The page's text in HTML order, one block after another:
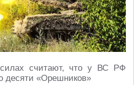
считают, что у ВС РФ
десяти «Орешников»